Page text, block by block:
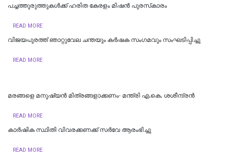
പച്ചത്തുരുത്തുകൾക്ക് ഹരിത കേരളം മിഷൻ പുരസ്‌കാരം
READ MORE
വിജയപുരത്ത് ഞാറ്റുവേല ചന്തയും കർഷക സംഗമവും സംഘടിപ്പിച്ചു
READ MORE
മരങ്ങളെ മനുഷ്യൻ മിത്രങ്ങളാക്കണം- മന്ത്രി എ.കെ. ശശീന്ദ്രൻ
READ MORE
കാര്‍ഷിക സ്ഥിതി വിവരക്കണക്ക് സര്‍വേ ആരംഭിച്ചു
READ MORE